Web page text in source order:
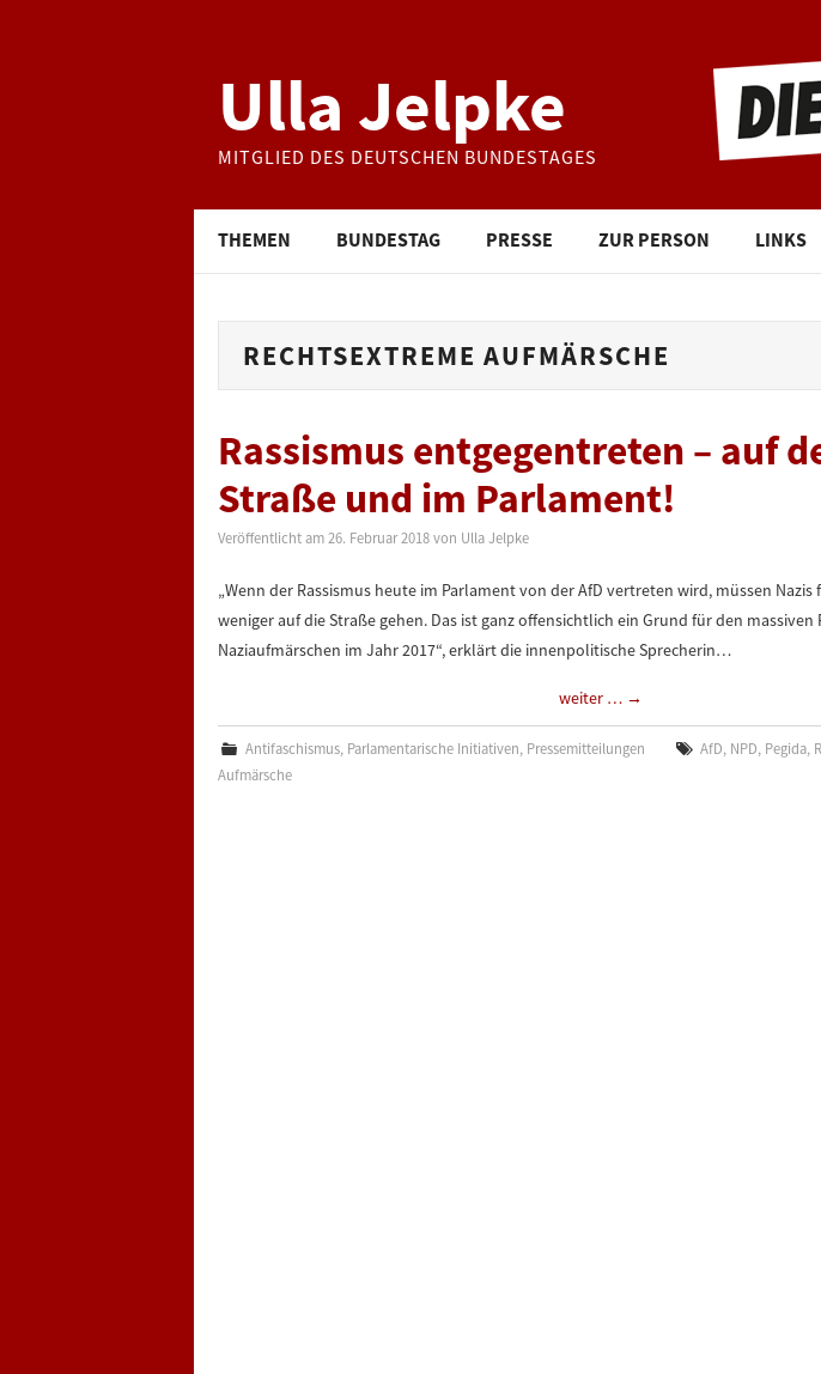
Ulla Jelpke
MITGLIED DES DEUTSCHEN BUNDESTAGES
THEMEN BUNDESTAG PRESSE ZUR PERSON LINKS
RECHTSEXTREME AUFMÄRSCHE
Rassismus entgegentreten – auf
Straße und im Parlament!
Veröffentlicht am 26. Februar 2018 von Ulla Jelpke
„Wenn der Rassismus heute im Parlament von der AfD vertreten wird, müssen Nazis
weniger auf die Straße gehen. Das ist ganz offensichtlich ein Grund für den massiven
Naziaufmärschen im Jahr 2017“, erklärt die innenpolitische Sprecherin…
weiter … →
Antifaschismus, Parlamentarische Initiativen, Pressemitteilungen AfD, NPD, Pegida,
Aufmärsche